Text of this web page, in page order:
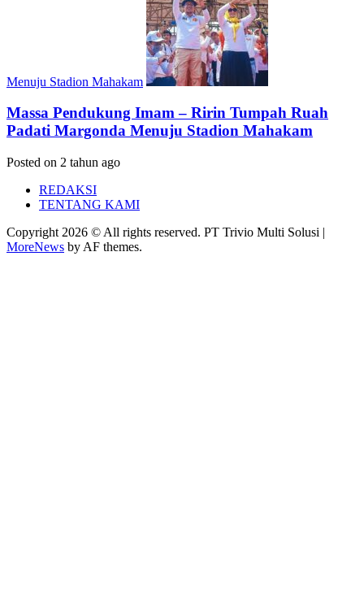
Menuju Stadion Mahakam
Massa Pendukung Imam – Ririn Tumpah Ruah
Padati Margonda Menuju Stadion Mahakam
Posted on 2 tahun ago
REDAKSI
TENTANG KAMI
Copyright 2026 © All rights reserved. PT Trivio Multi Solusi |
MoreNews by AF themes.